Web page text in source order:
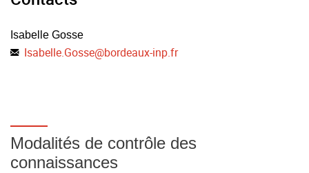
Isabelle Gosse
Isabelle.Gosse@bordeaux-inp.fr
Modalités de contrôle des
connaissances